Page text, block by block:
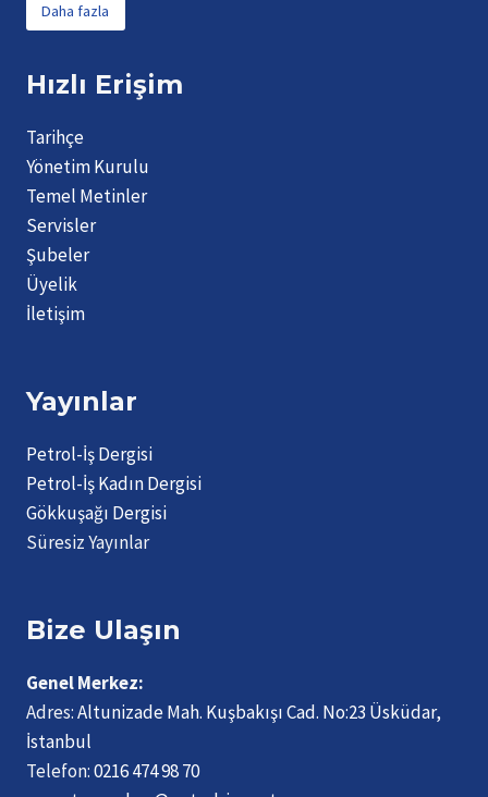
Daha fazla
Hızlı Erişim
Tarihçe
Yönetim Kurulu
Temel Metinler
Servisler
Şubeler
Üyelik
İletişim
Yayınlar
Petrol-İş Dergisi
Petrol-İş Kadın Dergisi
Gökkuşağı Dergisi
Süresiz Yayınlar
Bize Ulaşın
Genel Merkez:
Adres:Altunizade Mah. Kuşbakışı Cad. No:23 Üsküdar,
İstanbul
Telefon:0216 474 98 70